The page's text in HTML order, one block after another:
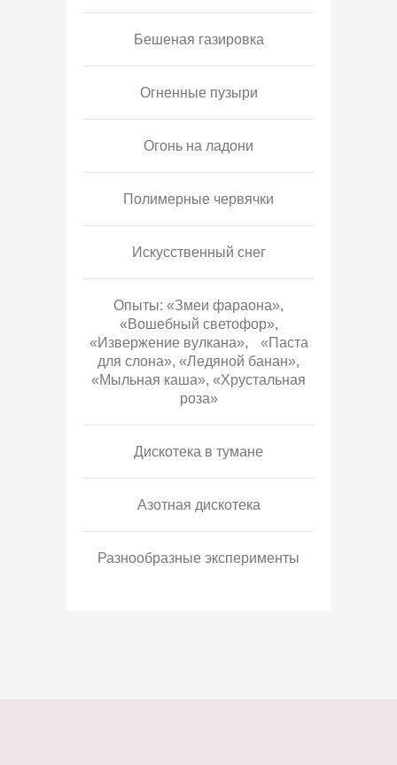
Бешеная газировка
Огненные пузыри
Огонь на ладони
Полимерные червячки
Искусственный снег
Опыты: «Змеи фараона»,
«Вошебный светофор»,
«Извержение вулкана», «Паста
для слона», «Ледяной банан»,
«Мыльная каша», «Хрустальная
роза»
Дискотека в тумане
Азотная дискотека
Разнообразные эксперименты